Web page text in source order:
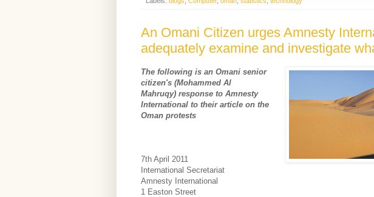
An Omani Citizen urges Amnesty
adequately examine and investigate
The following is an Omani senior
citizen's (Mohammed Al
Mahruqy) response to Amnesty
International to their article on the
Oman protests
7th April 2011
International Secretariat
Amnesty International
1 Easton Street